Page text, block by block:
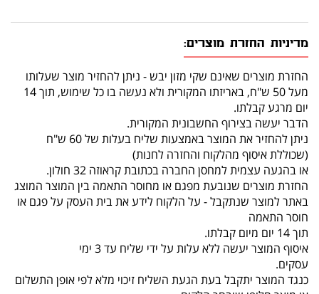
מדיניות החזרת מוצרים:
החזרת מוצרים שאינם שקי מזון יבש - ניתן להחזיר מוצר שעלותו
מעל 50 ש"ח, באריזתו המקורית ולא נעשה בו כל שימוש, תוך 14
יום מרגע קבלתו.
הדבר יעשה בצירוף החשבונית המקורית.
ניתן להחזיר את המוצר באמצעות שליח בעלות של 60 ש"ח
(שכוללת איסוף מהלקוח והחזרה לחנות)
או בהגעה עצמית למחסן החברה בכתובת קראוזה 32 חולון.
החזרת מוצרים שנובעת מפגם או מחוסר התאמה בין המוצר המוצג
באתר למוצר שנתקבל - על הלקוח לידע את בית העסק על פגם או
חוסר התאמה
תוך 14 יום מיום קבלתו.
איסוף המוצר יעשה ללא עלות על ידי שליח עד 3 ימי
עסקים.
כנגד המוצר יתקבל בעת הגעת השליח זיכוי מלא לפי אופן התשלום